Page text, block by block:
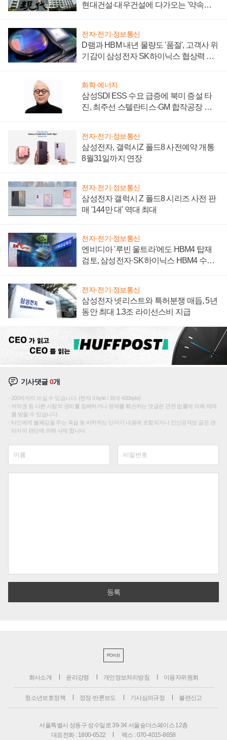
현대건설·대우건설에 다가오는 '약속의
전자·전기·정보통신
D램과 HBM 내년 물량도 '품절', 고객사 위
기감이 삼성전자 SK하이닉스 협상력 더
화학·에너지
삼성SDI ESS 수요 급증에 북미 증설 타
진, 최주선 스텔란티스·GM 합작공장 건
전자·전기·정보통신
삼성전자, 갤럭시Z 폴드8 사전예약 개통
8월31일까지 연장
전자·전기·정보통신
삼성전자 갤럭시 Z 폴드8 시리즈 사전 판
매 '144만 대' 역대 최대
전자·전기·정보통신
엔비디아 '루빈 울트라'에도 HBM4 탑재
검토, 삼성전자·SK하이닉스 HBM4 수율
전자·전기·정보통신
삼성전자 넷리스트와 특허분쟁 매듭, 5년
동안 최대 1.3조 라이선스비 지급
기사댓글0개
200자까지 쓰실 수 있습니다. (현재 0 byte / 최대 400byte)
저작권 등 다른 사람의 권리를 침해하거나 명예를 훼손하는 댓글은 관련 법률에 의해 제재
를 받을 수 있습니다.
타인에게 불쾌감을 주는 욕설 등 비하하는 단어가 내용에 포함되거나 인신공격성 글은 관
리자의 판단에 의해 삭제 합니다.
PC버전
회사소개 윤리강령 개인정보처리방침 이용자위원회
청소년보호정책 정정·반론보도 기사심의규정 불편신고
서울특별시 성동구 성수일로 39-34 서울숲더스페이스 12층
대표전화 : 1800-6522
팩스 : 070-4015-8658